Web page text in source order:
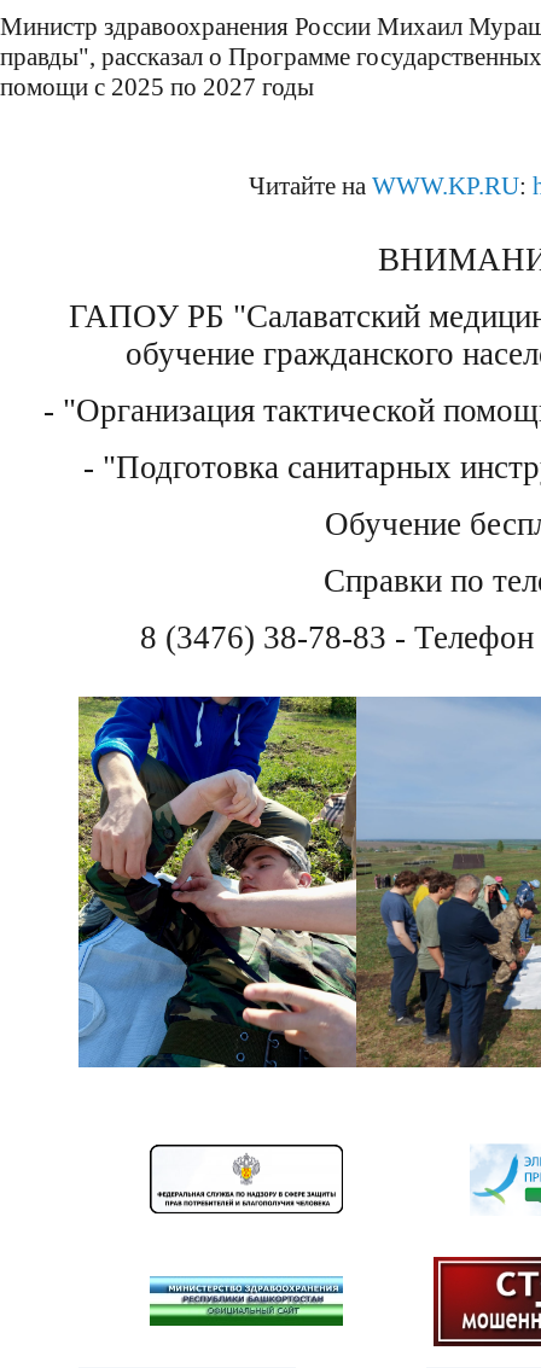
Министр здравоохранения России Михаил
правды", рассказал о Программе
помощи с 2025 по 2027 годы
Читайте на WWW.KP.RU:
ГАПОУ РБ "Салаватский
обучение гражданского
- "Организация тактической
- "Подготовка санитарных
Обучение
Справки по
8 (3476) 38-78-83 -